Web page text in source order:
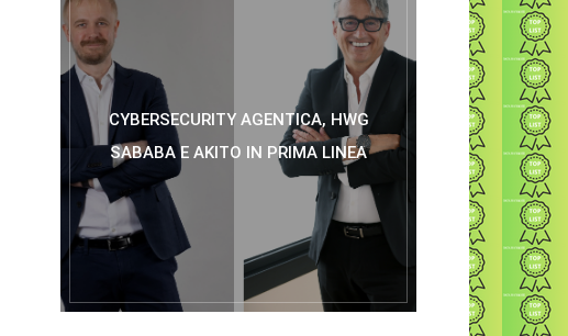
CYBERSECURITY AGENTICA, HWG
SABABA E AKITO IN PRIMA LINEA